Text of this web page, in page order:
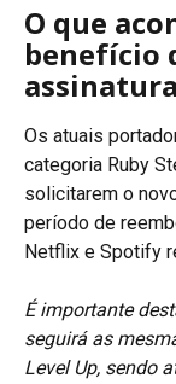
O que
benefício
Os atuais
categoria Ruby
solicitarem o
período de
Netflix e Spotify
É importante
seguirá as
Level Up, sendo